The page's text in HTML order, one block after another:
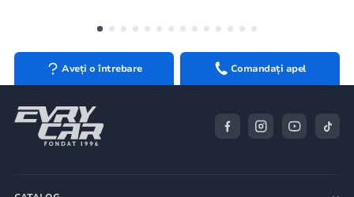
Aveți o întrebare Comandați apel